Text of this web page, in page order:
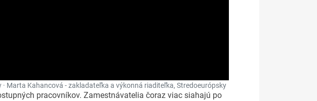
Marta Kahancová - zakladateľka a výkonná riaditeľka, Stredoeurópsky
pracovníkov. Zamestnávatelia čoraz viac siahajú po